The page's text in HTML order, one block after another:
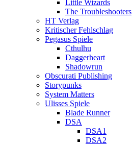
Little Wizards
The Troubleshooters
HT Verlag
Kritischer Fehlschlag
Pegasus Spiele
Cthulhu
Daggerheart
Shadowrun
Obscurati Publishing
Storypunks
System Matters
Ulisses Spiele
Blade Runner
DSA
DSA1
DSA2